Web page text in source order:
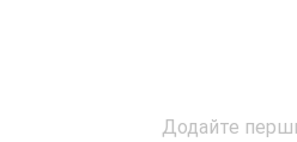
Додайте